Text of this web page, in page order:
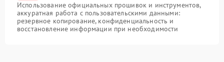
Использование официальных прошивок и инструментов,
аккуратная работа с пользовательскими данными:
резервное копирование, конфиденциальность и
восстановление информации при необходимости